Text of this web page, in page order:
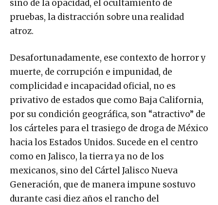
sino de la opacidad, el ocultamiento de
pruebas, la distracción sobre una realidad
atroz.
Desafortunadamente, ese contexto de horror y
muerte, de corrupción e impunidad, de
complicidad e incapacidad oficial, no es
privativo de estados que como Baja California,
por su condición geográfica, son “atractivo” de
los cárteles para el trasiego de droga de México
hacia los Estados Unidos. Sucede en el centro
como en Jalisco, la tierra ya no de los
mexicanos, sino del Cártel Jalisco Nueva
Generación, que de manera impune sostuvo
durante casi diez años el rancho del